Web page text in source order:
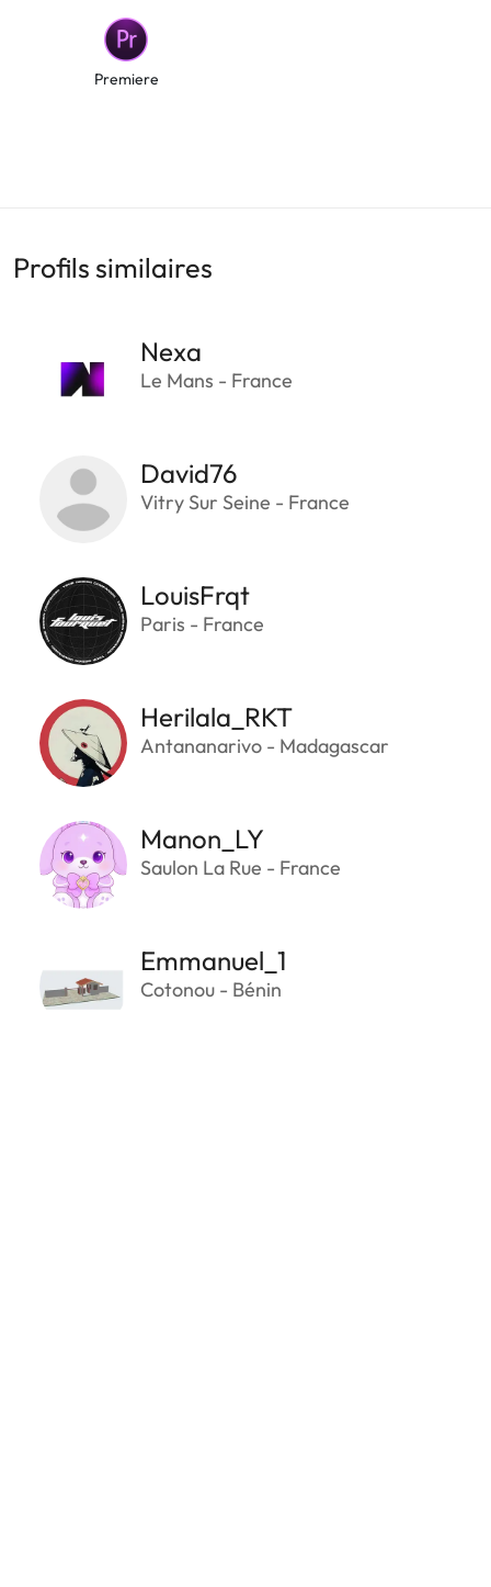
Premiere
Profils similaires
Nexa
Le Mans - France
David76
Vitry Sur Seine - France
LouisFrqt
Paris - France
Herilala_RKT
Antananarivo - Madagascar
Manon_LY
Saulon La Rue - France
Emmanuel_1
Cotonou - Bénin